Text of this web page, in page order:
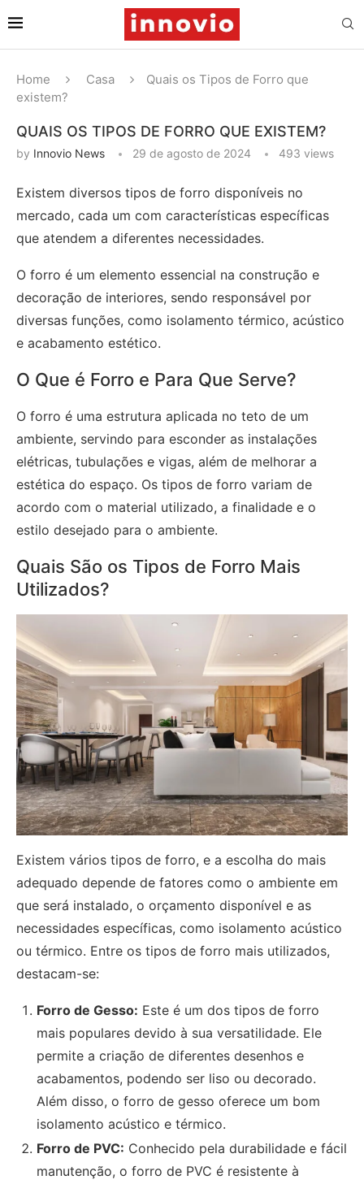
Home Casa
Quais os Tipos de Forro que
existem?
QUAIS OS TIPOS DE FORRO QUE EXISTEM?
by Innovio News 29 de agosto de 2024 493 views
Existem diversos tipos de forro disponíveis no
mercado, cada um com características específicas
que atendem a diferentes necessidades.
O forro é um elemento essencial na construção e
decoração de interiores, sendo responsável por
diversas funções, como isolamento térmico, acústico
e acabamento estético.
O Que é Forro e Para Que Serve?
O forro é uma estrutura aplicada no teto de um
ambiente, servindo para esconder as instalações
elétricas, tubulações e vigas, além de melhorar a
estética do espaço. Os tipos de forro variam de
acordo com o material utilizado, a finalidade e o
estilo desejado para o ambiente.
Quais São os Tipos de Forro Mais
Utilizados?
Existem vários tipos de forro, e a escolha do mais
adequado depende de fatores como o ambiente em
que será instalado, o orçamento disponível e as
necessidades específicas, como isolamento acústico
ou térmico. Entre os tipos de forro mais utilizados,
destacam-se:
Forro de Gesso: Este é um dos tipos de forro
mais populares devido à sua versatilidade. Ele
permite a criação de diferentes desenhos e
acabamentos, podendo ser liso ou decorado.
Além disso, o forro de gesso oferece um bom
isolamento acústico e térmico.
Forro de PVC: Conhecido pela durabilidade e fácil
manutenção, o forro de PVC é resistente à